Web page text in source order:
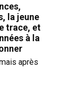
la jeune
trace, et
à la
après